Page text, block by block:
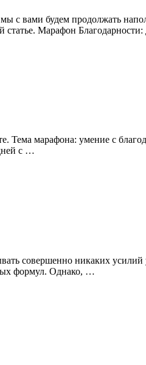
с вами будем продолжать
статье. Марафон
марафона: умение с
с …
совершенно никаких
формул. Однако, …